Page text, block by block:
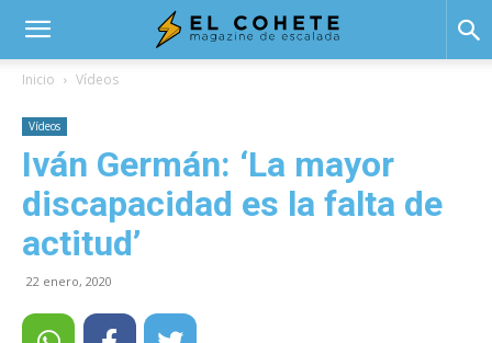
Cohete
Inicio Vídeos
Vídeos
Iván Germán: ‘La mayor
discapacidad es la falta de
actitud’
22 enero, 2020